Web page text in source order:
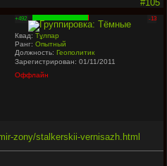
#105
+492 -13
Квад:Тұлпар
Ранг:Опытный
Должность:Геополитик
Зарегистрирован: 01/11/2011
Оффлайн
zony/stalkerskii-vernisazh.html